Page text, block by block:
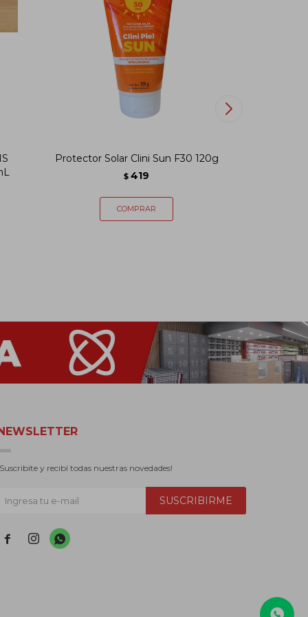
Protector Solar Clini Sun F30 120g
$ 419
y recibí todas nuestras novedades!
SUSCRIBIRME
  